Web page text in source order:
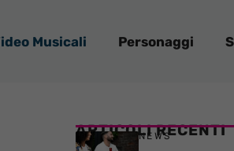
Musicali Personaggi
ARTICOLI RECENTI
NEWS